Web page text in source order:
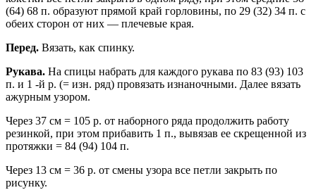
(64) 68 п. образуют прямой край горловины, по 29 (32) 34 п. с
обеих сторон от них — плечевые края.
Перед. Вязать, как спинку.
Рукава. На спицы набрать для каждого рукава по 83 (93) 103
п. и 1 -й р. (= изн. ряд) провязать изнаночными. Далее вязать
ажурным узором.
Через 37 см = 105 р. от наборного ряда продолжить работу
резинкой, при этом прибавить 1 п., вывязав ее скрещенной из
протяжки = 84 (94) 104 п.
Через 13 см = 36 р. от смены узора все петли закрыть по
рисунку.